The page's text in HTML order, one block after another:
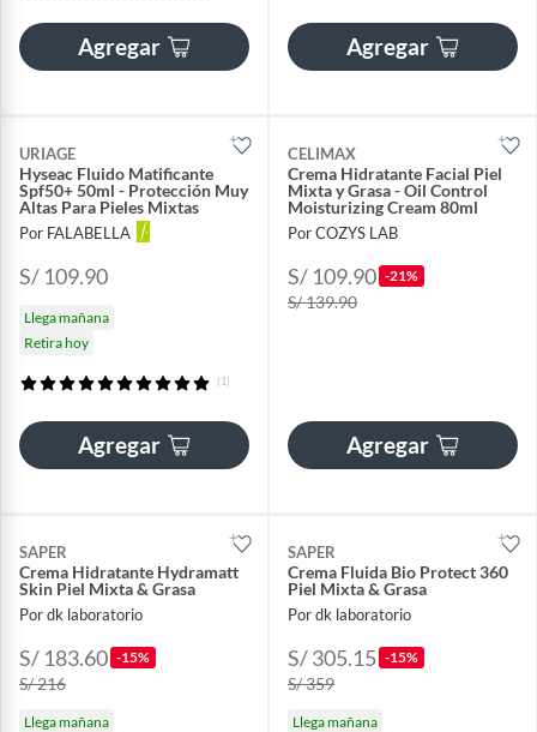
Agregar Agregar
URIAGE
Hyseac Fluido Matificante
Spf50+ 50ml - Protección Muy
Altas Para Pieles Mixtas
Por FALABELLA
S/ 109.90
Llega mañana
Retira hoy
(1)
Agregar
CELIMAX
Crema Hidratante Facial Piel
Mixta y Grasa - Oil Control
Moisturizing Cream 80ml
Por COZYS LAB
S/ 109.90 -21%
S/ 139.90
Agregar
SAPER
Crema Hidratante Hydramatt
Skin Piel Mixta & Grasa
Por dk laboratorio
S/ 183.60 -15%
S/ 216
Llega mañana
SAPER
Crema Fluida Bio Protect 360
Piel Mixta & Grasa
Por dk laboratorio
S/ 305.15 -15%
S/ 359
Llega mañana